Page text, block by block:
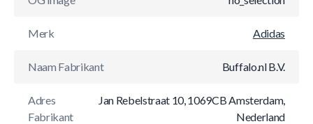
Merk Adidas
Naam Fabrikant Buffalo.nl B.V.
Adres
Fabrikant
Jan Rebelstraat 10, 1069CB Amsterdam,
Nederland